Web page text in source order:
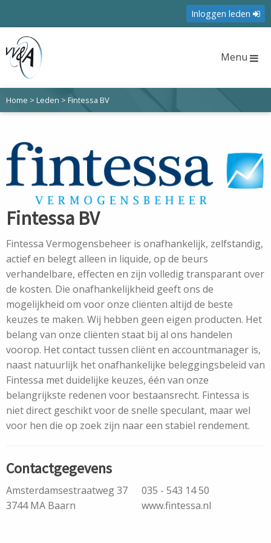
Inloggen leden
Menu
Home > Leden > Fintessa BV
Fintessa BV
Fintessa Vermogensbeheer is onafhankelijk, zelfstandig,
actief en belegt alleen in liquide, op de beurs
verhandelbare, effecten en zijn volledig transparant over
de kosten. Die onafhankelijkheid geeft ons de
mogelijkheid om voor onze cliënten altijd de beste
keuzes te maken. Wij hebben geen eigen producten. Het
belang van onze cliënten staat bij al ons handelen
voorop. Het contact tussen cliënt en accountmanager is,
naast natuurlijk het onafhankelijke beleggingsbeleid van
Fintessa met duidelijke keuzes, één van onze
belangrijkste redenen voor bestaansrecht. Fintessa is
niet direct geschikt voor de snelle speculant, maar wel
voor hen die op zoek zijn naar een stabiel rendement.
Contactgegevens
Amsterdamsestraatweg 37
3744 MA Baarn
035 - 543 14 50
www.fintessa.nl